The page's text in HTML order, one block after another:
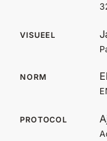
VISUEEL
NORM
PROTOCOL